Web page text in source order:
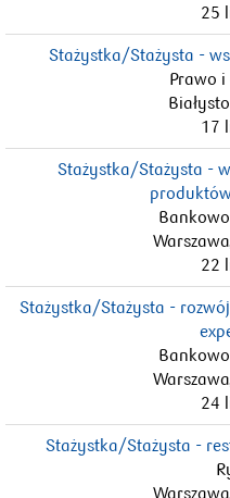
25
Stażystka/Stażysta -
Prawo
17
Stażystka/Stażysta -
22
Stażystka/Stażysta -
24
Stażystka/Stażysta -